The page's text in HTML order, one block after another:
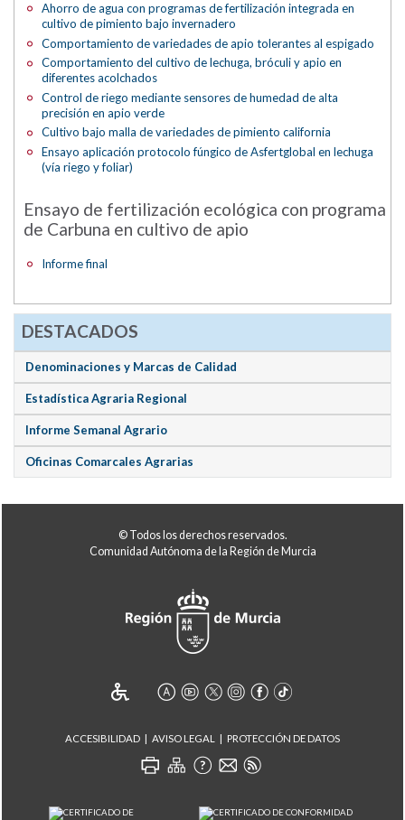
Ahorro de agua con programas de fertilización integrada en
cultivo de pimiento bajo invernadero
Comportamiento de variedades de apio tolerantes al espigado
Comportamiento del cultivo de lechuga, bróculi y apio en
diferentes acolchados
Control de riego mediante sensores de humedad de alta
precisión en apio verde
Cultivo bajo malla de variedades de pimiento california
Ensayo aplicación protocolo fúngico de Asfertglobal en lechuga
(vía riego y foliar)
Ensayo de fertilización ecológica con programa
de Carbuna en cultivo de apio
Informe final
DESTACADOS
Denominaciones y Marcas de Calidad
Estadística Agraria Regional
Informe Semanal Agrario
Oficinas Comarcales Agrarias
© Todos los derechos reservados.
Comunidad Autónoma de la Región de Murcia
ACCESIBILIDAD AVISO LEGAL PROTECCIÓN DE DATOS